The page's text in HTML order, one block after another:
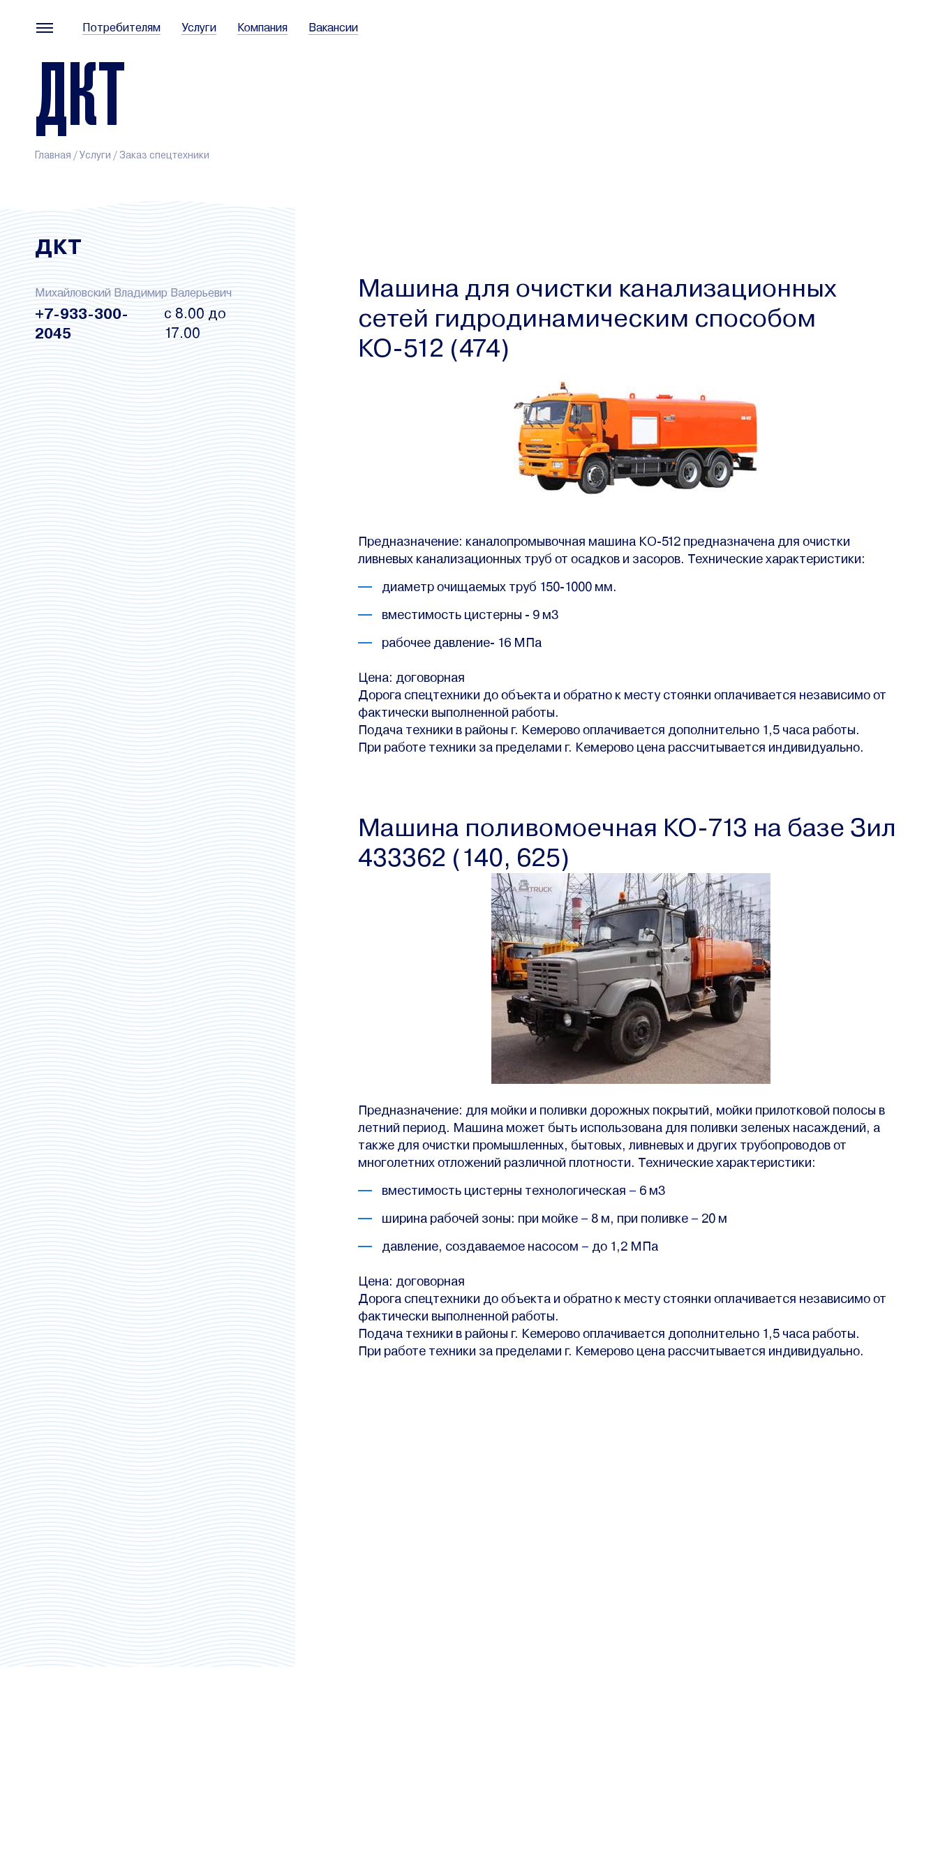
Потребителям Услуги Компания Вакансии
ДКТ
Главная /Услуги / Заказ спецтехники
ДКТ
Михайловский Владимир Валерьевич
+7-933-300-
2045
c 8.00 до
17.00
Машина для очистки канализационных
сетей гидродинамическим способом
КО-512 (474)
Предназначение: каналопромывочная машина КО-512 предназначена для очистки
ливневых канализационных труб от осадков и засоров. Технические характеристики:
диаметр очищаемых труб 150-1000 мм.
вместимость цистерны - 9 м3
рабочее давление- 16 МПа
Цена: договорная
Дорога спецтехники до объекта и обратно к месту стоянки оплачивается независимо от
фактически выполненной работы.
Подача техники в районы г. Кемерово оплачивается дополнительно 1,5 часа работы.
При работе техники за пределами г. Кемерово цена рассчитывается индивидуально.
Машина поливомоечная КО-713 на базе Зил
433362 (140, 625)
Предназначение: для мойки и поливки дорожных покрытий, мойки прилотковой полосы в
летний период. Машина может быть использована для поливки зеленых насаждений, а
также для очистки промышленных, бытовых, ливневых и других трубопроводов от
многолетних отложений различной плотности. Технические характеристики:
вместимость цистерны технологическая – 6 м3
ширина рабочей зоны: при мойке – 8 м, при поливке – 20 м
давление, создаваемое насосом – до 1,2 МПа
Цена: договорная
Дорога спецтехники до объекта и обратно к месту стоянки оплачивается независимо от
фактически выполненной работы.
Подача техники в районы г. Кемерово оплачивается дополнительно 1,5 часа работы.
При работе техники за пределами г. Кемерово цена рассчитывается индивидуально.
Кирова, 11, Кемерово
+7 (3842) 36-33-09
director@kemvod.ru
© 2026 АО «КемВод» Раскрытие информации